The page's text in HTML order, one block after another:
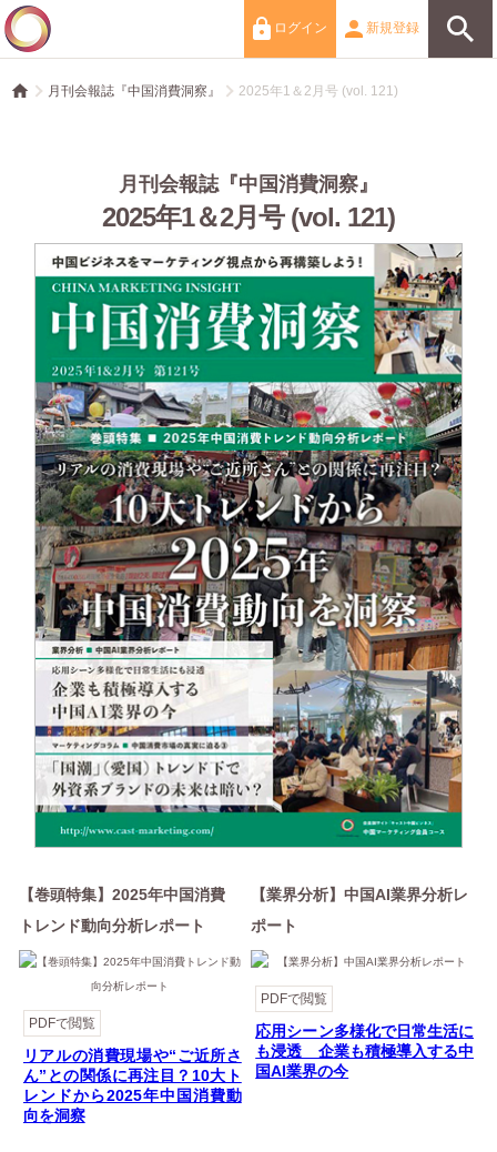
新規登録
ログイン
月刊会報誌『中国消費洞察』 2025年1＆2月号 (vol. 121)
月刊会報誌『中国消費洞察』
2025年1＆2月号 (vol. 121)
【巻頭特集】2025年中国消費
トレンド動向分析レポート
PDFで閲覧
リアルの消費現場や“ご近所さ
ん”との関係に再注目？10大ト
レンドから2025年中国消費動
向を洞察
【業界分析】中国AI業界分析レ
ポート
PDFで閲覧
応用シーン多様化で日常生活に
も浸透 企業も積極導入する中
国AI業界の今